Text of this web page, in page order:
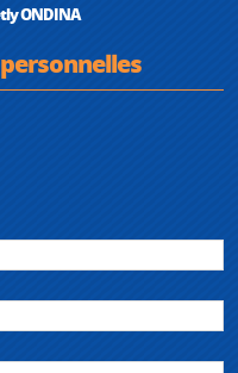
ONDINA